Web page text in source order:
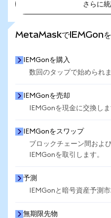
さらに
MetaMaskでIEMGonを
IEMGonを購入
数回のタップで始められま
IEMGonを売却
IEMGonを現金に交換しま
IEMGonをスワップ
ブロックチェーン間およ
IEMGonを取引します。
予測
IEMGonと暗号資産予測
無期限先物